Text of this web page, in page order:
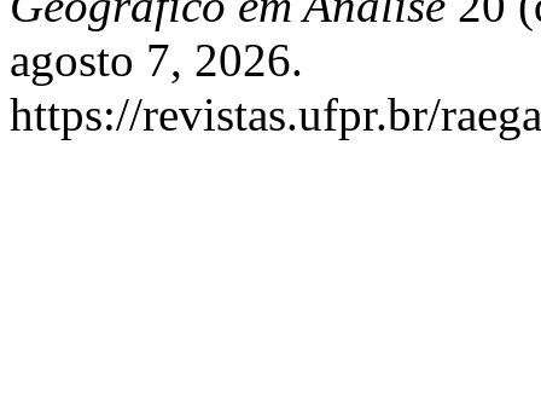
agosto 7, 2026.
https://revistas.ufpr.br/